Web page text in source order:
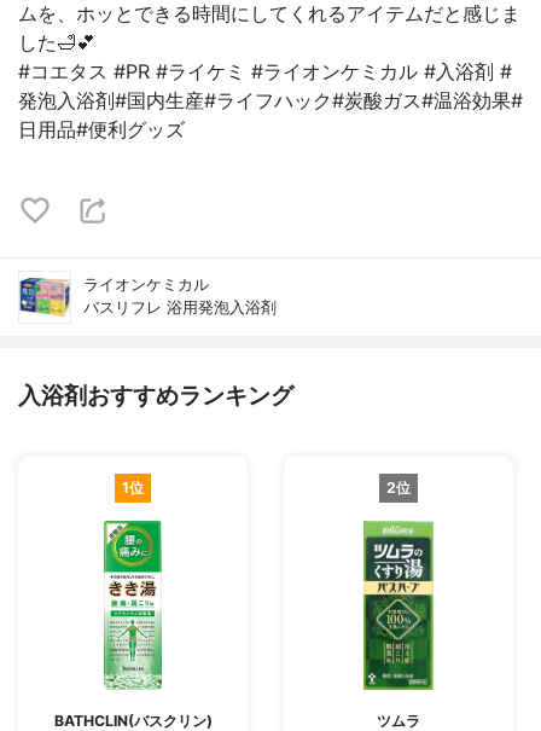
ムを、ホッとできる時間にしてくれるアイテムだと感じま
した🛁💕
#コエタス #PR #ライケミ #ライオンケミカル #入浴剤 #
発泡入浴剤#国内生産#ライフハック#炭酸ガス#温浴効果#
日用品#便利グッズ
ライオンケミカル
バスリフレ 浴用発泡入浴剤
入浴剤おすすめランキング
1位
BATHCLIN(バスクリン)
2位
ツムラ